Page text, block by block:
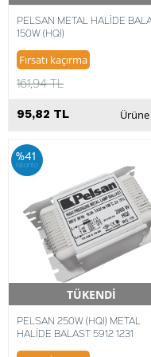
PELSAN METAL HALİDE
150W (HQI)
Fırsatı kaçırma
161,94 TL
95,82 TL
%41
iskonto
TÜKENDİ
Hızlı Teslimat
PELSAN 250W (HQI) METAL
HALİDE BALAST 5912 1231